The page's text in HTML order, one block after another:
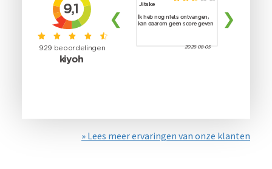
» Lees meer ervaringen van onze klanten